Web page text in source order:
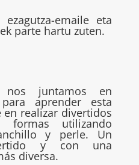
emaile eta
parte hartu zuten.
juntamos en
aprender esta
realizar divertidos
formas utilizando
y perle. Un
y con una
diversa.